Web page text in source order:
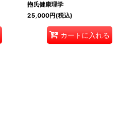
抱氏健康理学
25,000円(税込)
カートに入れる